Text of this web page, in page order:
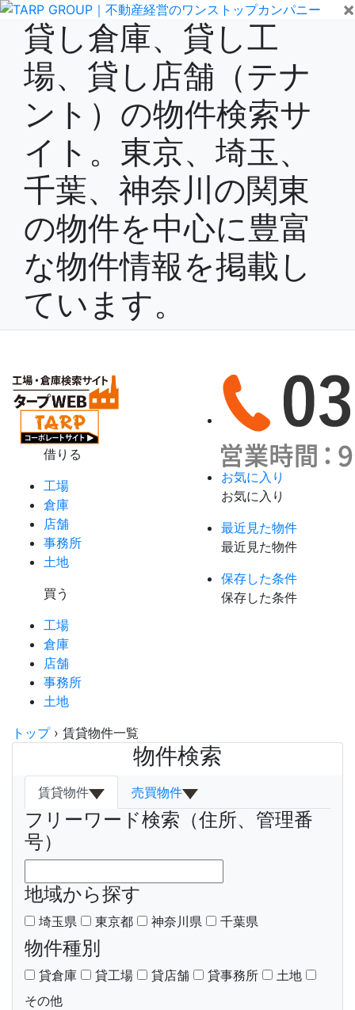
×
貸し倉庫、貸し工
場、貸し店舗（テナ
ント）の物件検索サ
イト。東京、埼玉、
千葉、神奈川の関東
の物件を中心に豊富
な物件情報を掲載し
ています。
借りる
工場
倉庫
店舗
事務所
土地
買う
工場
倉庫
店舗
事務所
土地
お気に入り
お気に入り
最近見た物件
最近見た物件
保存した条件
保存した条件
トップ› 賃貸物件一覧
物件検索
賃貸物件 売買物件
フリーワード検索（住所、管理番
号）
地域から探す
埼玉県 東京都 神奈川県 千葉県
物件種別
貸倉庫 貸工場 貸店舗 貸事務所
土地
その他